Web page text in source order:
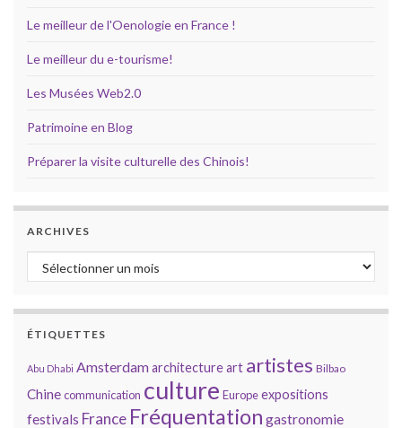
Le meilleur de l'Oenologie en France !
Le meilleur du e-tourisme!
Les Musées Web2.0
Patrimoine en Blog
Préparer la visite culturelle des Chinois!
ARCHIVES
Archives
ÉTIQUETTES
Abu Dhabi Amsterdamarchitectureart artistes Bilbao
Chinecommunication culture Europeexpositions
festivals France Fréquentation gastronomie